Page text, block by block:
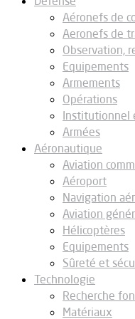
Aéronefs de
Aeronefs de
Observation,
Equipements
Armements
Opérations
Institutionnel
Armées
Aéronautique
Aviation
Aéroport
Navigation
Aviation
Hélicoptères
Equipements
Sûreté et
Technologie
Recherche
Matériaux